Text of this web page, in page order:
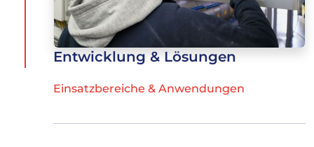
Entwicklung & Lösungen
Einsatzbereiche & Anwendungen